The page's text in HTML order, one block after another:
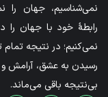
نمی‌شناسیم، جهان را
رابطۀ خود با جهان را
نمی‌کنیم؛ در نتیجه تمام
رسیدن به عشق، آرامش و
بی‌نتیجه باقی می‌ماند.